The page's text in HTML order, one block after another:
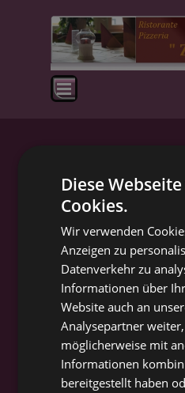
Menü überspringen
Wir möchten, dass
Seit Mai 2010, führt Mario
Rosalba und
den traditionellen
Zur Verstärkung dieses jungen,
wir zeitnah folgende
Diese
Cookies.
Wir verwenden
Anzeigen zu
Datenverkehr zu
Informationen über
Website auch an
Analysepartner
möglicherweise mit
Informationen
bereitgestellt haben